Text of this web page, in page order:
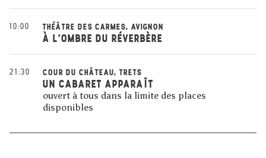
10:00 THÉÂTRE DES CARMES, AVIGNON
À L'OMBRE DU RÉVERBÈRE
21:30 COUR DU CHÂTEAU, TRETS
UN CABARET APPARAÎT
ouvert à tous dans la limite des places
disponibles